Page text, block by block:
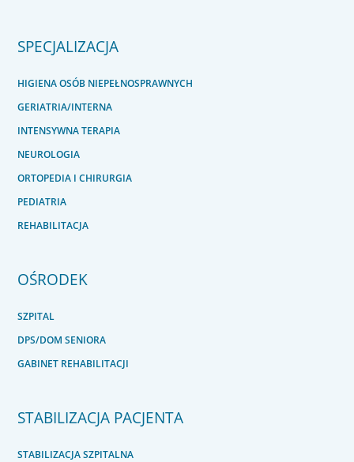
SPECJALIZACJA
HIGIENA OSÓB NIEPEŁNOSPRAWNYCH
GERIATRIA/INTERNA
INTENSYWNA TERAPIA
NEUROLOGIA
ORTOPEDIA I CHIRURGIA
PEDIATRIA
REHABILITACJA
OŚRODEK
SZPITAL
DPS/DOM SENIORA
GABINET REHABILITACJI
STABILIZACJA PACJENTA
STABILIZACJA SZPITALNA